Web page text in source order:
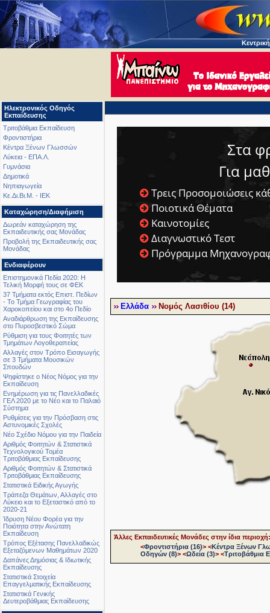
Ηλεκτρονικός Οδηγός
Εκπαίδευσης
Τριτοβάθμια Εκπαίδευση
Φροντιστήρια
Κέντρα Ξένων Γλωσσών
Λύκεια - ΕΠΑ.Λ.
Γυμνάσια
Δημοτικά
Νηπιαγωγεία
Κε.Δι.Βι.Μ. - ΙΕΚ
Καταχώρηση/Διαφήμιση
Δωρεάν καταχώρηση της
Εκπαιδευτικής σας Μονάδας
Προβολή της Εκπαιδευτικής σας
Μονάδας
Ενδιαφέρουν
Επιστημονικά Πεδία 2020: Η
Τελική Μορφή τους σε ΦΕΚ
37 Τμήματα εκτός Επιστ. Πεδίων
- Το Τμήμα Γεωγραφίας του
Χαροκοπείου και στο 4ο Πεδίο
Αναδιάρθρωση της Εκπαίδευσης
στο Πυροσβεστικό Σώμα
Ρύθμιση για τους Φοιτητές των
Τμημάτων Λογοθεραπείας
Αλλαγές στον Τρόπο Εισαγωγής
σε 3 Τμήματα Μουσικών
Σπουδών
Ψηφίστηκε ο Νέος Νόμος για την
Εκπαίδευση
Ενημέρωση για τις Πανελλαδικές
ΓΕΛ 2020 με το Νέο και το Παλαιό
Σύστημα
Ρυθμίσεις για την Πρόσβαση στις
Αστυνομικές Σχολές
Νέο Σχέδιο Νόμου για την Παιδεία
Αριθμός Φοιτητών & Στατιστικά
Τεχνολογικού Τομέα
Τριτοβάθμιας Εκπαίδευσης
Αριθμός Φοιτητών & Στατιστικά
Τριτοβάθμιας Εκπαίδευσης
Στατιστικά Ειδικής Αγωγής
Τράπεζα Θεμάτων, Αλλαγές στο
Λύκειο και το Εξεταστικό από το
2020-21
Ίδρυση Νέου Φορέα για την
Ποιότητα στην Ανώτατη
Εκπαίδευση
Τρόπος Εξέτασης Πανελλαδικώς
Εξεταζόμενων Μαθημάτων 2020
Δαπάνες Δημόσιας & Ιδιωτικής
Εκπαίδευσης
Στατιστικά Στοιχεία
Επαγγελματικής Εκπαίδευσης
Στατιστικά Γενικής
Δευτεροβάθμιας Εκπαίδευσης
Στα
Για
Τρεις Προσομοιώσεις
Ποιοτικά Θέματα
Καινοτομίες
Διαγνωστικό Τεστ
Πρόγραμμα
Ελλάδα Νομός Λασιθίου (14)
Άλλες Εκπαιδευτικές Μονάδες στην ίδια περιοχή:
<Φροντιστήρια (16)> <Κέντρα Ξένων
Οδηγών (8)> <Ωδεία (3)> <Τριτοβάθμια